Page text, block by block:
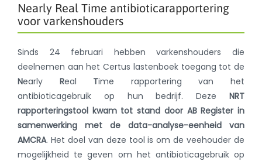
Nearly Real Time antibioticarapportering
voor varkenshouders
Sinds 24 februari hebben varkenshouders die
deelnemen aan het Certus lastenboek toegang tot de
Nearly Real Time rapportering van het
antibioticagebruik op hun bedrijf. Deze NRT
rapporteringstool kwam tot stand door AB Register in
samenwerking met de data-analyse-eenheid van
AMCRA. Het doel van deze tool is om de veehouder de
mogelijkheid te geven om het antibioticagebruik op